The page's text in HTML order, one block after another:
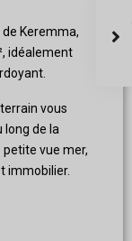
Keremma,
idéalement
vous
de la
vue mer,
immobilier.